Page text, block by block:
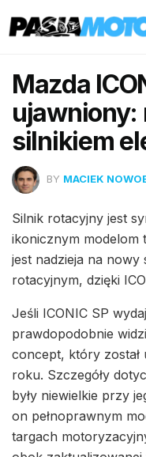
Mazda
ujawniony:
silnikiem
BY MACIEK
Silnik rotacyjny jest
ikonicznym modelom
jest nadzieja na
rotacyjnym, dzięki
Jeśli ICONIC SP
prawdopodobnie
concept, który został
roku. Szczegóły
były niewielkie przy
on pełnoprawnym
targach